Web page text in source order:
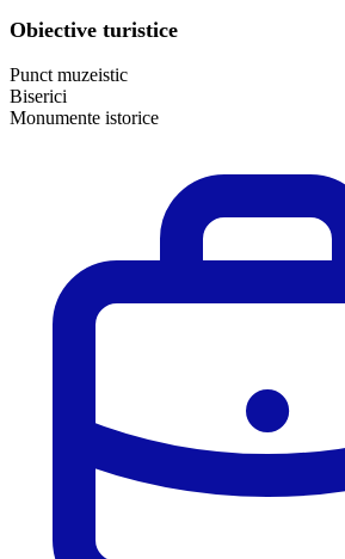
Obiective turistice
Punct muzeistic
Biserici
Monumente istorice